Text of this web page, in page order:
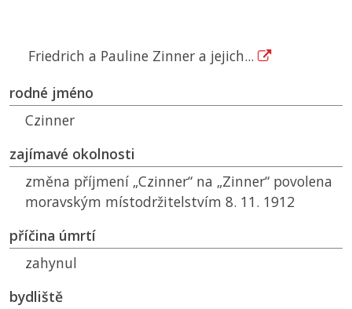
Friedrich a Pauline Zinner a jejich...
rodné jméno
Czinner
zajímavé okolnosti
změna příjmení „Czinner“ na „Zinner“ povolena
moravským místodržitelstvím 8. 11. 1912
příčina úmrtí
zahynul
bydliště